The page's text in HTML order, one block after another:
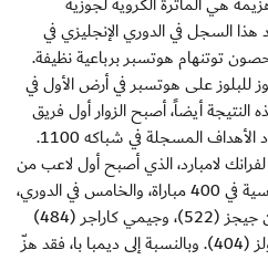
السجل في الدوري الإنجليزي في
توتنهام هوتسبر برباعية نظيفة.
للبلوز على هوتسبر في أرض الأول في
النتيجة أيضاً، أصبح الزوار أول فريق
في تاريخ الدوري الإنجليزي يبلغ عدد الأهداف المسجلة في شباكه 1100.
لامبارد، الذي أصبح أول لاعب من
تشيلسي يكون في التشكيلة الأساسية في 400 مباراة، والخامس في الدوري،
بعد أن سبقه إلى ذلك كل من رايان جيجز (522)، وجيمي كاراجر (484)
وستيفن جيرارد (431) وبول سكولز (404). وبالنسبة إلى ديمبا با، فقد هزّ